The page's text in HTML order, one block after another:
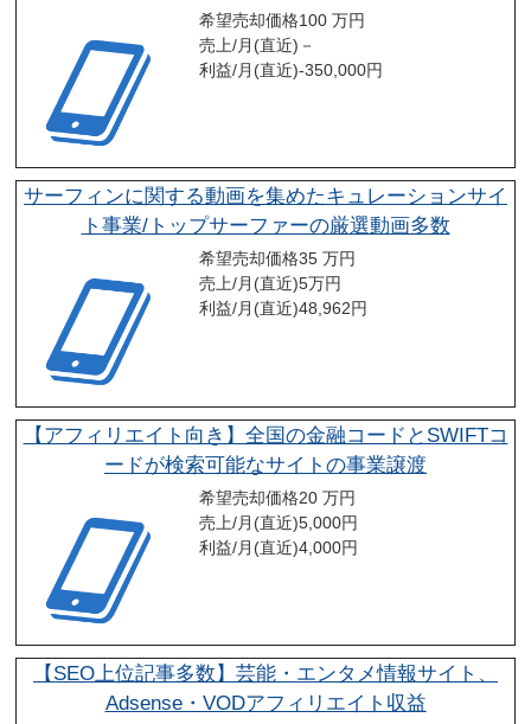
希望売却価格100 万円
売上/月(直近) －
利益/月(直近)-350,000円
サーフィンに関する動画を集めたキュレーションサイ
ト事業/トップサーファーの厳選動画多数
希望売却価格35 万円
売上/月(直近)5万円
利益/月(直近)48,962円
【アフィリエイト向き】全国の金融コードとSWIFTコ
ードが検索可能なサイトの事業譲渡
希望売却価格20 万円
売上/月(直近)5,000円
利益/月(直近)4,000円
【SEO上位記事多数】芸能・エンタメ情報サイト、
Adsense・VODアフィリエイト収益